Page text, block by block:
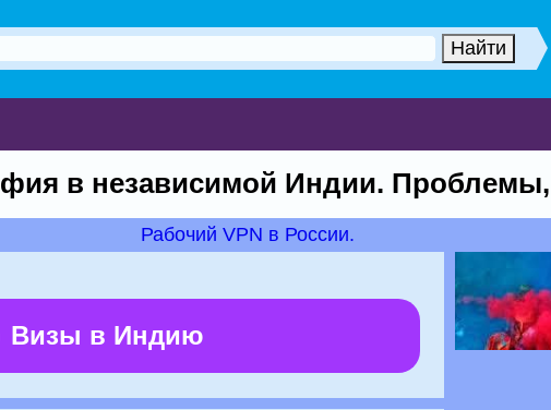
в независимой Индии. Проблемы,
Рабочий VPN в России.
Визы в Индию